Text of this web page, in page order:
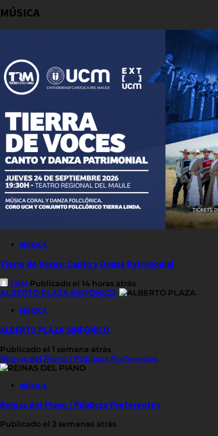
MÚSICA
MÚSICA
Tierra de Voces: Canto y Danza Patrimonial
TRM Publicado el 14 horas atrás
ALBERTO PLAZA SINFÓNICO
MÚSICA
ALBERTO PLAZA SINFÓNICO
Publicado el 1 semana atrás
Reinas del Piano / Públicos Preferentes
MÚSICA
Reinas del Piano / Públicos Preferentes
Publicado el 2 semanas atrás